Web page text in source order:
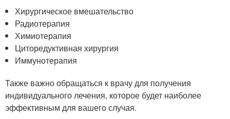
Хирургическое вмешательство
Радиотерапия
Химиотерапия
Циторедуктивная хирургия
Иммунотерапия
Также важно обращаться к врачу для получения
индивидуального лечения, которое будет наиболее
эффективным для вашего случая.